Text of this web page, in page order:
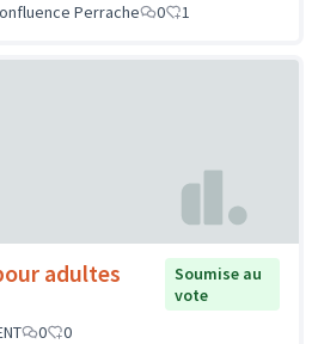
Perrache
0 1
adultes
Soumise au
vote
0 0